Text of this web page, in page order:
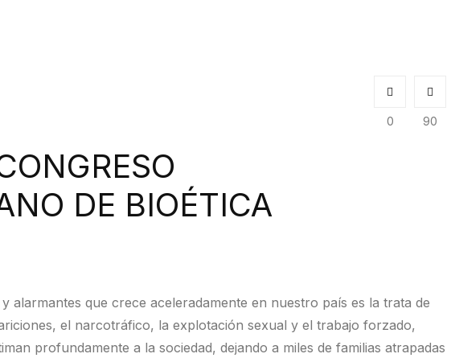
0 90
DE BIOÉTICA
alarmantes que crece aceleradamente en nuestro país es la trata de
el narcotráfico, la explotación sexual y el trabajo forzado,
profundamente a la sociedad, dejando a miles de familias atrapadas